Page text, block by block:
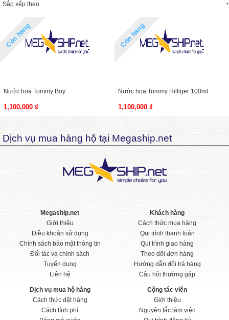
Sắp xếp theo
Còn hàng
Nước hoa Tommy Boy
1,100,000 ₫
Còn hàng
Nước hoa Tommy Hilfiger 100ml
1,100,000 ₫
Dịch vụ mua hàng hộ tại Megaship.net
Megaship.net
Giới thiệu
Điều khoản sử dụng
Chính sách bảo mật thông tin
Đối tác và chính sách
Tuyển dụng
Liên hệ
Khách hàng
Cách thức mua hàng
Qui trình thanh toán
Qui trình giao hàng
Theo dõi đơn hàng
Hướng dẫn đổi trả hàng
Câu hỏi thường gặp
Dịch vụ mua hộ hàng
Cách thức đặt hàng
Cách tính phí
Cộng tác viên
Giới thiệu
Nguyên tắc làm việc